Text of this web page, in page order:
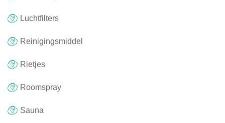
Luchtfilters
Reinigingsmiddel
Rietjes
Roomspray
Sauna